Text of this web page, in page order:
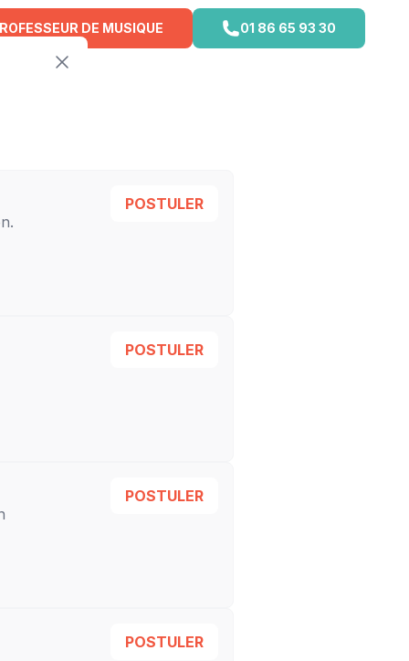
DE MUSIQUE 01 86 65 93 30
.
POSTULER
POSTULER
POSTULER
POSTULER